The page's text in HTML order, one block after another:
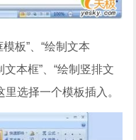
板”、“绘制文本
文本框”、“绘制竖排文
选择一个模板插入。